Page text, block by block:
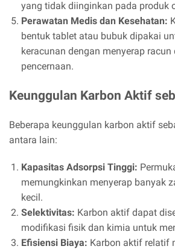
yang tidak diinginkan pada produk
Perawatan Medis dan Kesehatan:
bentuk tablet atau bubuk dipakai
keracunan dengan menyerap
pencernaan.
Keunggulan Karbon Aktif
Beberapa keunggulan karbon aktif
antara lain:
Kapasitas Adsorpsi Tinggi:
memungkinkan menyerap banyak
kecil.
Selektivitas: Karbon aktif dapat
modifikasi fisik dan kimia untuk
Efisiensi Biaya: Karbon aktif relatif